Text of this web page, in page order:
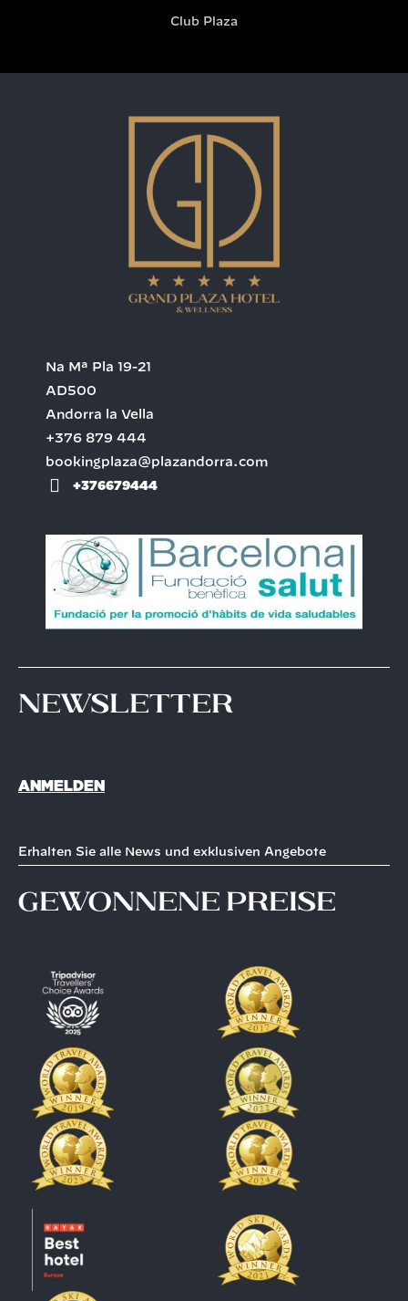
Club Plaza
Na Mª Pla 19-21
AD500
Andorra la Vella
+376 879 444
bookingplaza@plazandorra.com
+376679444
Newsletter
ANMELDEN
Erhalten Sie alle News und exklusiven Angebote
gewonnene Preise